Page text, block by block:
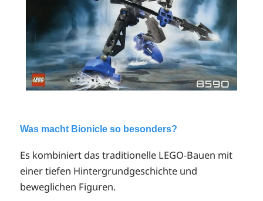
Was macht Bionicle so besonders?
Es kombiniert das traditionelle LEGO-Bauen mit
einer tiefen Hintergrundgeschichte und
beweglichen Figuren.